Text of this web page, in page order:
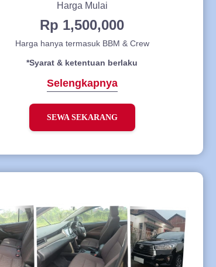
Harga Mulai
Rp 1,500,000
Harga hanya termasuk BBM & Crew
*Syarat & ketentuan berlaku
Selengkapnya
SEWA SEKARANG